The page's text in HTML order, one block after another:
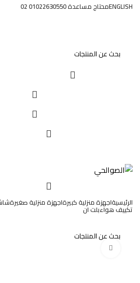
ENGLISHمحتاج مساعدة 01022630550 02
الرئيسيةاجهزة منزلية كبيرةاجهزة منزلية صغيرة
تكييف هواءبلت ان